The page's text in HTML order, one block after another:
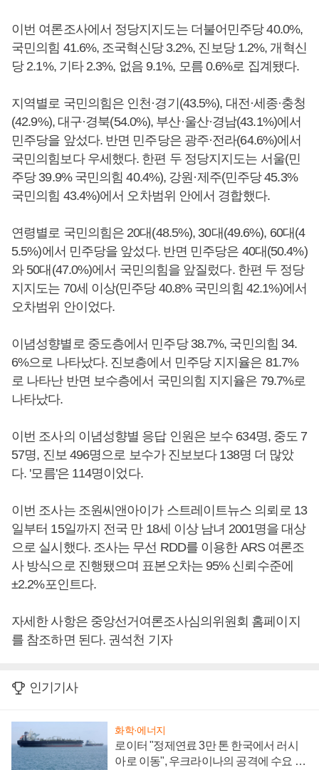
이번 여론조사에서 정당지지도는 더불어민주당 40.0%,
국민의힘 41.6%, 조국혁신당 3.2%, 진보당 1.2%, 개혁신
당 2.1%, 기타 2.3%, 없음 9.1%, 모름 0.6%로 집계됐다.
지역별로 국민의힘은 인천·경기(43.5%), 대전·세종·충청
(42.9%), 대구·경북(54.0%), 부산·울산·경남(43.1%)에서
민주당을 앞섰다. 반면 민주당은 광주·전라(64.6%)에서
국민의힘보다 우세했다. 한편 두 정당지지도는 서울(민
주당 39.9% 국민의힘 40.4%), 강원·제주(민주당 45.3%
국민의힘 43.4%)에서 오차범위 안에서 경합했다.
연령별로 국민의힘은 20대(48.5%), 30대(49.6%), 60대(4
5.5%)에서 민주당을 앞섰다. 반면 민주당은 40대(50.4%)
와 50대(47.0%)에서 국민의힘을 앞질렀다. 한편 두 정당
지지도는 70세 이상(민주당 40.8% 국민의힘 42.1%)에서
오차범위 안이었다.
이념성향별로 중도층에서 민주당 38.7%, 국민의힘 34.
6%으로 나타났다. 진보층에서 민주당 지지율은 81.7%
로 나타난 반면 보수층에서 국민의힘 지지율은 79.7%로
나타났다.
이번 조사의 이념성향별 응답 인원은 보수 634명, 중도 7
57명, 진보 496명으로 보수가 진보보다 138명 더 많았
다. '모름'은 114명이었다.
이번 조사는 조원씨앤아이가 스트레이트뉴스 의뢰로 13
일부터 15일까지 전국 만 18세 이상 남녀 2001명을 대상
으로 실시했다. 조사는 무선 RDD를 이용한 ARS 여론조
사 방식으로 진행됐으며 표본오차는 95% 신뢰수준에
±2.2%포인트다.
자세한 사항은 중앙선거여론조사심의위원회 홈페이지
를 참조하면 된다. 권석천 기자
인기기사
화학·에너지
로이터 "정제연료 3만 톤 한국에서 러시
아로 이동", 우크라이나의 공격에 수요 늘